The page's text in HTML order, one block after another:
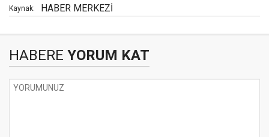
Kaynak: HABER MERKEZİ
HABERE YORUM KAT